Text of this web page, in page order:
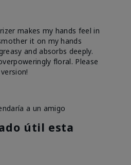
makes my hands feel in
it on my hands
and absorbs deeply.
floral. Please
a un amigo
útil esta